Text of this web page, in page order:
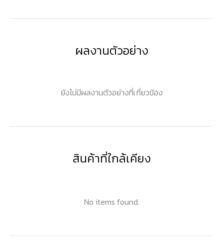
ผลงานตัวอย่าง
ยังไม่มีผลงานตัวอย่างที่เกี่ยวข้อง
สินค้าที่ใกล้เคียง
No items found.